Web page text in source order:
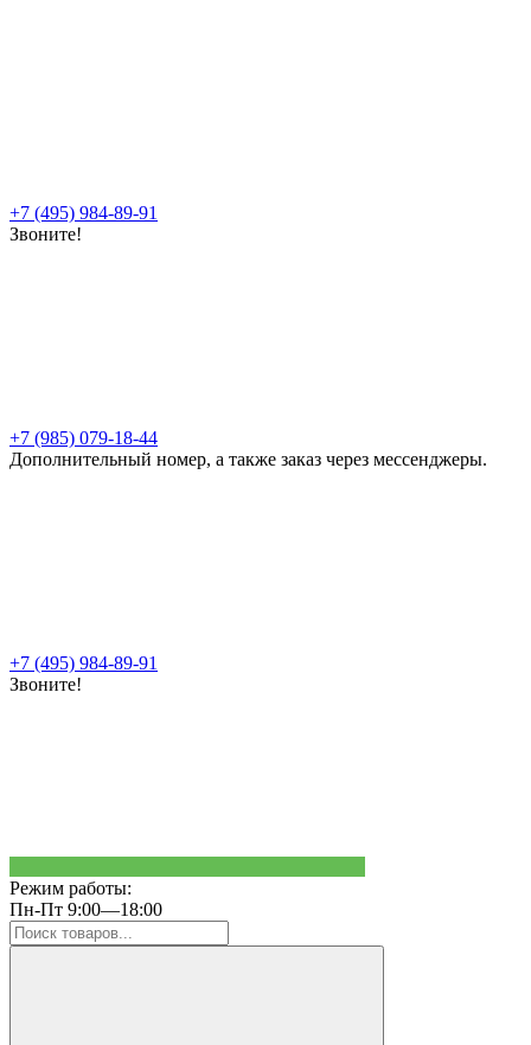
+7 (495) 984-89-91
Звоните!
+7 (985) 079-18-44
Дополнительный номер, а также заказ через мессенджеры.
+7 (495) 984-89-91
Звоните!
Режим работы:
Пн-Пт 9:00—18:00